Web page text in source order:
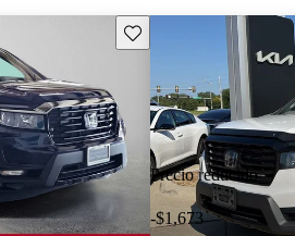
Guarda este Aviso
Precio reducido
-$1,673